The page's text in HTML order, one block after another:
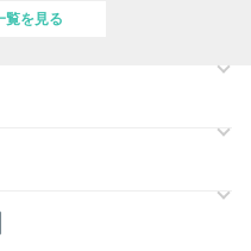
た上で発送いたします。
に３～5日程度のお時間をいた
正規品取扱店オンラインショッ
エストを承ります。どうぞお気
覧を見る